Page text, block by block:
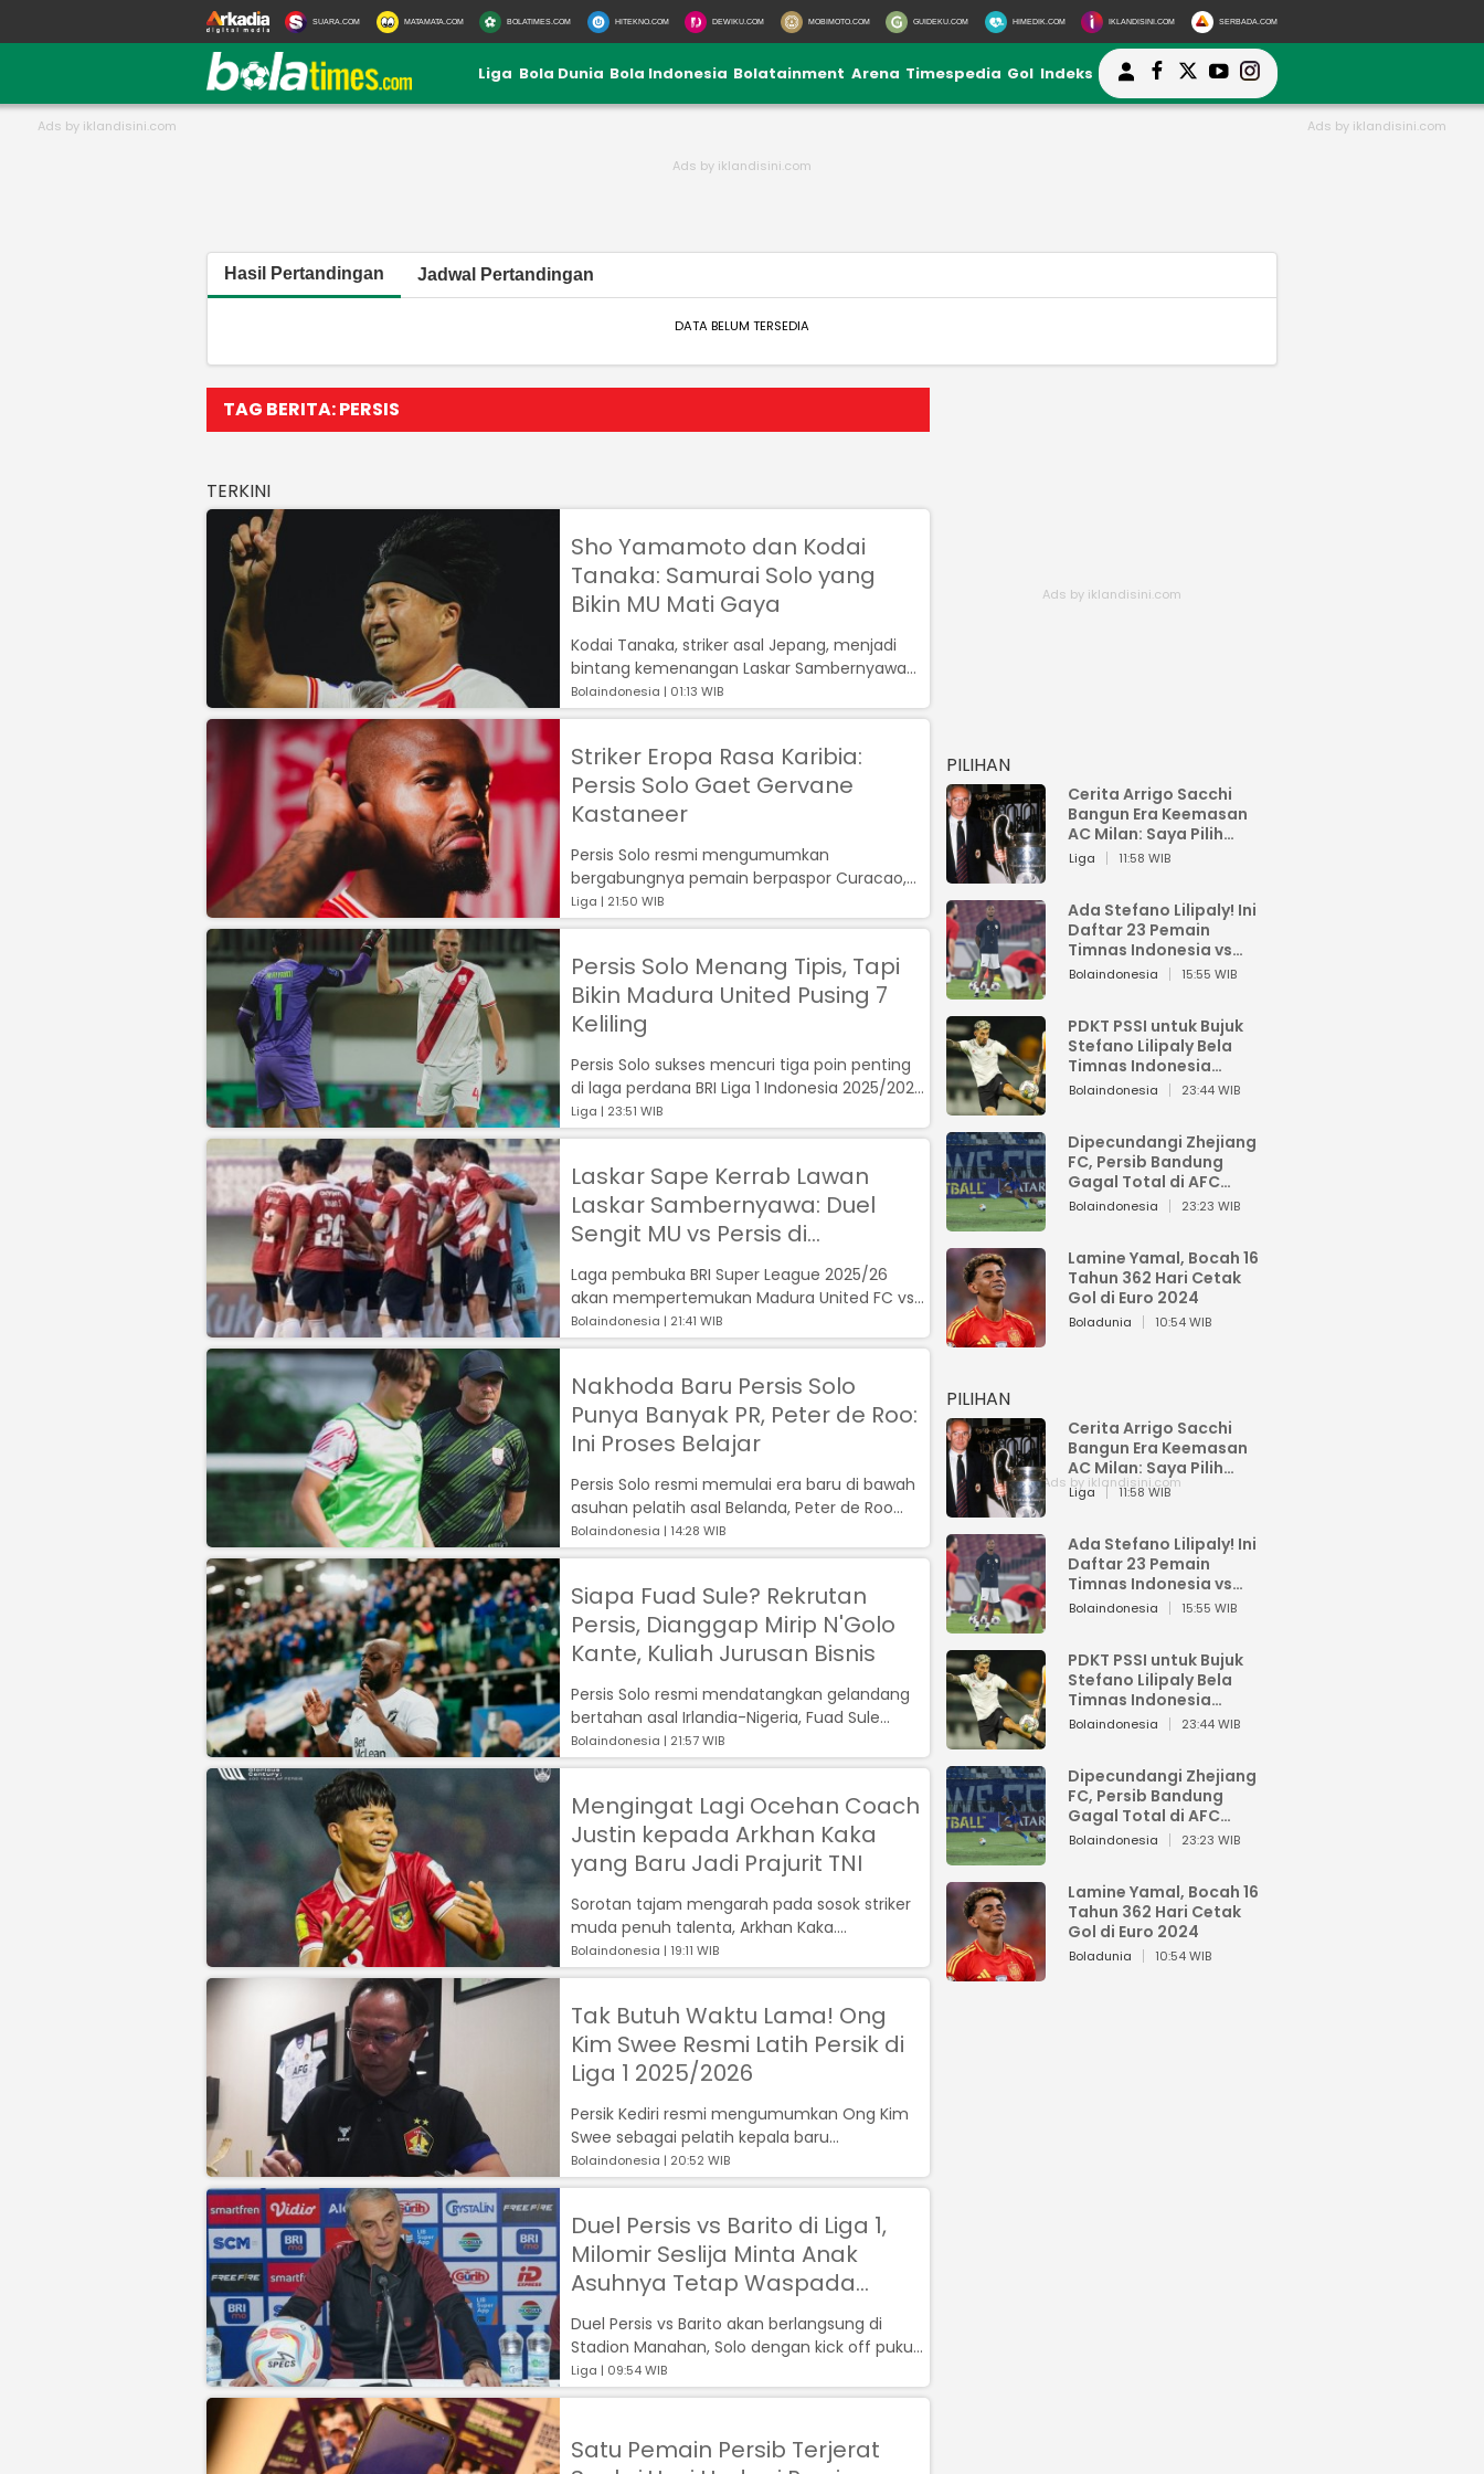
SUARA.COM MATAMATA.COM BOLATIMES.COM HITEKNO.COM DEWIKU.COM MOBIMOTO.COM GUIDEKU.COM HIMEDIK.COM IKLANDISINI.COM SERBADA.COM
Liga Bola Dunia Bola Indonesia Bolatainment Arena Timespedia Gol Indeks
Hasil Pertandingan Jadwal Pertandingan
DATA BELUM TERSEDIA
TAG BERITA: PERSIS
TERKINI
Sho Yamamoto dan Kodai
Tanaka: Samurai Solo yang
Bikin MU Mati Gaya
Kodai Tanaka, striker asal Jepang, menjadi
bintang kemenangan Laskar Sambernyawa
dengan gol krusialnya, menandai debut i...
Bolaindonesia | 01:13 WIB
Striker Eropa Rasa Karibia:
Persis Solo Gaet Gervane
Kastaneer
Persis Solo resmi mengumumkan
bergabungnya pemain berpaspor Curacao,
Gervane Kastaneer,...
Liga | 21:50 WIB
Persis Solo Menang Tipis, Tapi
Bikin Madura United Pusing 7
Keliling
Persis Solo sukses mencuri tiga poin penting
di laga perdana BRI Liga 1 Indonesia 2025/2026
setelah menundukkan Madura U...
Liga | 23:51 WIB
Laskar Sape Kerrab Lawan
Laskar Sambernyawa: Duel
Sengit MU vs Persis di
Pamekasan
Laga pembuka BRI Super League 2025/26
akan mempertemukan Madura United FC vs
Persis Solo...
Bolaindonesia | 21:41 WIB
Nakhoda Baru Persis Solo
Punya Banyak PR, Peter de Roo:
Ini Proses Belajar
Persis Solo resmi memulai era baru di bawah
asuhan pelatih asal Belanda, Peter de Roo...
Bolaindonesia | 14:28 WIB
Siapa Fuad Sule? Rekrutan
Persis, Dianggap Mirip N'Golo
Kante, Kuliah Jurusan Bisnis
Persis Solo resmi mendatangkan gelandang
bertahan asal Irlandia-Nigeria, Fuad Sule...
Bolaindonesia | 21:57 WIB
Mengingat Lagi Ocehan Coach
Justin kepada Arkhan Kaka
yang Baru Jadi Prajurit TNI
Sorotan tajam mengarah pada sosok striker
muda penuh talenta, Arkhan Kaka....
Bolaindonesia | 19:11 WIB
Tak Butuh Waktu Lama! Ong
Kim Swee Resmi Latih Persik di
Liga 1 2025/2026
Persik Kediri resmi mengumumkan Ong Kim
Swee sebagai pelatih kepala baru...
Bolaindonesia | 20:52 WIB
Duel Persis vs Barito di Liga 1,
Milomir Seslija Minta Anak
Asuhnya Tetap Waspada
Penuh
Duel Persis vs Barito akan berlangsung di
Stadion Manahan, Solo dengan kick off pukul
19.00 WIB live TV Indosiar, pada S...
Liga | 09:54 WIB
Satu Pemain Persib Terjerat
PILIHAN
Cerita Arrigo Sacchi
Bangun Era Keemasan
AC Milan: Saya Pilih
Pemain dari Isi Otaknya
Liga 11:58 WIB
Ada Stefano Lilipaly! Ini
Daftar 23 Pemain
Timnas Indonesia vs
China
Bolaindonesia 15:55 WIB
PDKT PSSI untuk Bujuk
Stefano Lilipaly Bela
Timnas Indonesia
Berakhir Berantakan
Bolaindonesia 23:44 WIB
Dipecundangi Zhejiang
FC, Persib Bandung
Gagal Total di AFC
Champions League Two
Bolaindonesia 23:23 WIB
Lamine Yamal, Bocah 16
Tahun 362 Hari Cetak
Gol di Euro 2024
Boladunia 10:54 WIB
PILIHAN
Cerita Arrigo Sacchi
Bangun Era Keemasan
AC Milan: Saya Pilih
Pemain dari Isi Otaknya
Liga 11:58 WIB
Ada Stefano Lilipaly! Ini
Daftar 23 Pemain
Timnas Indonesia vs
China
Bolaindonesia 15:55 WIB
PDKT PSSI untuk Bujuk
Stefano Lilipaly Bela
Timnas Indonesia
Berakhir Berantakan
Bolaindonesia 23:44 WIB
Dipecundangi Zhejiang
FC, Persib Bandung
Gagal Total di AFC
Champions League Two
Bolaindonesia 23:23 WIB
Lamine Yamal, Bocah 16
Tahun 362 Hari Cetak
Gol di Euro 2024
Boladunia 10:54 WIB